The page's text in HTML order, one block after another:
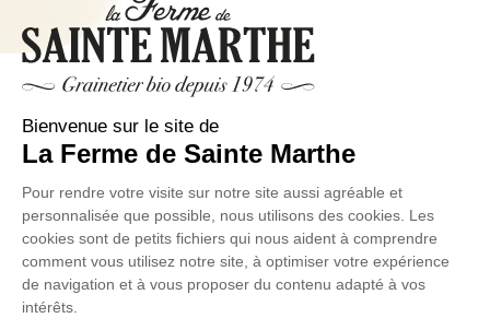
Tous nos conseils
Abonnez-vous
E-mail
© La Ferme de Sainte Marthe - Tous droit réservés
Données